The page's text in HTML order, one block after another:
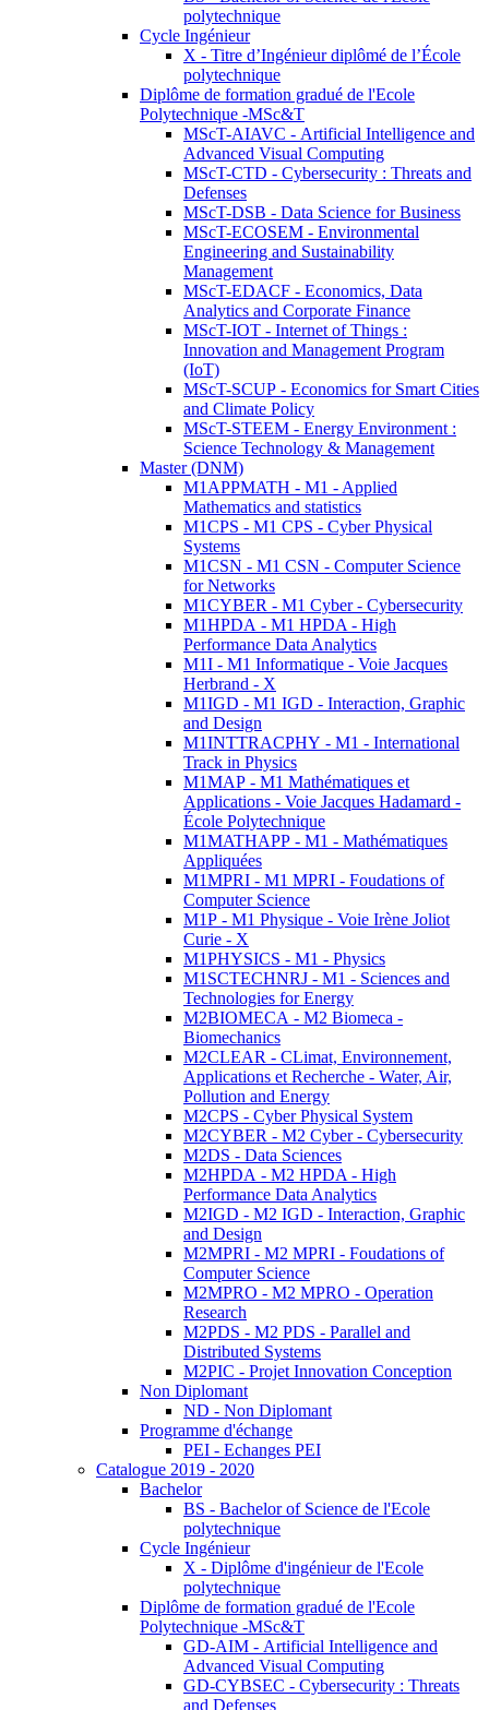
polytechnique
Cycle Ingénieur
X - Titre d’Ingénieur diplômé de l’École
polytechnique
Diplôme de formation gradué de l'Ecole
Polytechnique -MSc&T
MScT-AIAVC - Artificial Intelligence and
Advanced Visual Computing
MScT-CTD - Cybersecurity : Threats and
Defenses
MScT-DSB - Data Science for Business
MScT-ECOSEM - Environmental
Engineering and Sustainability
Management
MScT-EDACF - Economics, Data
Analytics and Corporate Finance
MScT-IOT - Internet of Things :
Innovation and Management Program
(IoT)
MScT-SCUP - Economics for Smart Cities
and Climate Policy
MScT-STEEM - Energy Environment :
Science Technology & Management
Master (DNM)
M1APPMATH - M1 - Applied
Mathematics and statistics
M1CPS - M1 CPS - Cyber Physical
Systems
M1CSN - M1 CSN - Computer Science
for Networks
M1CYBER - M1 Cyber - Cybersecurity
M1HPDA - M1 HPDA - High
Performance Data Analytics
M1I - M1 Informatique - Voie Jacques
Herbrand - X
M1IGD - M1 IGD - Interaction, Graphic
and Design
M1INTTRACPHY - M1 - International
Track in Physics
M1MAP - M1 Mathématiques et
Applications - Voie Jacques Hadamard -
École Polytechnique
M1MATHAPP - M1 - Mathématiques
Appliquées
M1MPRI - M1 MPRI - Foudations of
Computer Science
M1P - M1 Physique - Voie Irène Joliot
Curie - X
M1PHYSICS - M1 - Physics
M1SCTECHNRJ - M1 - Sciences and
Technologies for Energy
M2BIOMECA - M2 Biomeca -
Biomechanics
M2CLEAR - CLimat, Environnement,
Applications et Recherche - Water, Air,
Pollution and Energy
M2CPS - Cyber Physical System
M2CYBER - M2 Cyber - Cybersecurity
M2DS - Data Sciences
M2HPDA - M2 HPDA - High
Performance Data Analytics
M2IGD - M2 IGD - Interaction, Graphic
and Design
M2MPRI - M2 MPRI - Foudations of
Computer Science
M2MPRO - M2 MPRO - Operation
Research
M2PDS - M2 PDS - Parallel and
Distributed Systems
M2PIC - Projet Innovation Conception
Non Diplomant
ND - Non Diplomant
Programme d'échange
PEI - Echanges PEI
Catalogue 2019 - 2020
Bachelor
BS - Bachelor of Science de l'Ecole
polytechnique
Cycle Ingénieur
X - Diplôme d'ingénieur de l'Ecole
polytechnique
Diplôme de formation gradué de l'Ecole
Polytechnique -MSc&T
GD-AIM - Artificial Intelligence and
Advanced Visual Computing
GD-CYBSEC - Cybersecurity : Threats
and Defenses